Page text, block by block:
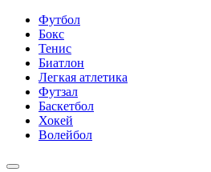
Футбол
Бокс
Тенис
Биатлон
Легкая атлетика
Футзал
Баскетбол
Хокей
Волейбол